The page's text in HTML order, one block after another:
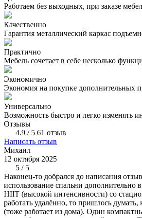
Работаем без выходных, при заказе
Качественно
Гарантия металлический каркас
Практично
Мебель сочетает в себе несколько
Экономично
Экономия на покупке дополнительных
Универсально
Возможность быстро и легко изменять
Отзывы
4.9 / 5 61 отзыв
Написать отзыв
Михаил
12 октября 2025
5 / 5
Наконец-то добрался до написания
использование спальни дополнительно
HIIT (высокой интенсивности) со
работать удалённо, то пришлось думать,
(тоже работает из дома). Один